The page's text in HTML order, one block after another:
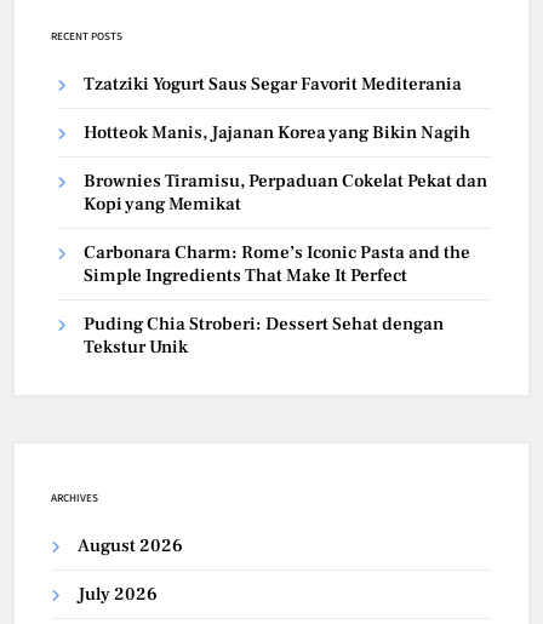
RECENT POSTS
Tzatziki Yogurt Saus Segar Favorit Mediterania
Hotteok Manis, Jajanan Korea yang Bikin Nagih
Brownies Tiramisu, Perpaduan Cokelat Pekat dan
Kopi yang Memikat
Carbonara Charm: Rome’s Iconic Pasta and the
Simple Ingredients That Make It Perfect
Puding Chia Stroberi: Dessert Sehat dengan
Tekstur Unik
ARCHIVES
August 2026
July 2026